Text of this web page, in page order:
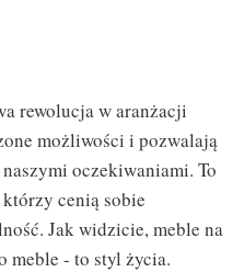
rewolucja w aranżacji
możliwości i pozwalają
oczekiwaniami. To
cenią sobie
Jak widzicie, meble na
meble - to styl życia.